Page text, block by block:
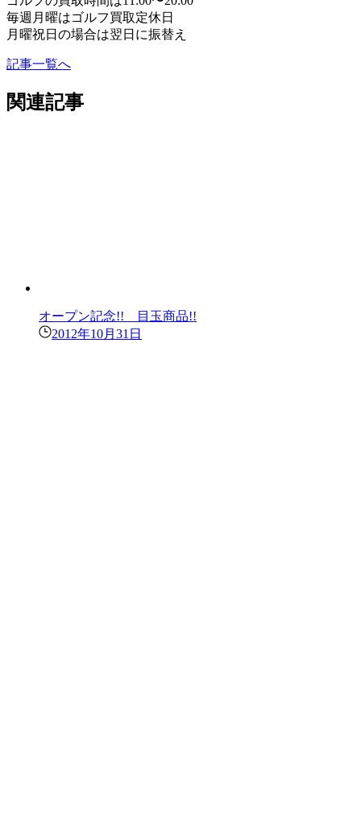
毎週月曜はゴルフ買取定休日
月曜祝日の場合は翌日に振替え
記事一覧へ
関連記事
オープン記念!! 目玉商品!!
2012年10月31日